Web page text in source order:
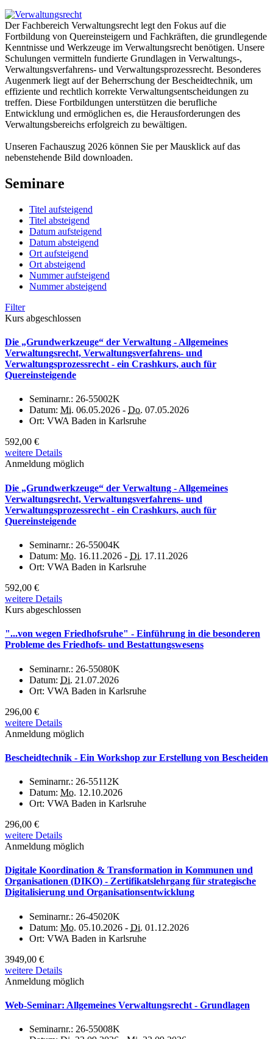
Der Fachbereich Verwaltungsrecht legt den Fokus auf die
Fortbildung von Quereinsteigern und Fachkräften, die grundlegende
Kenntnisse und Werkzeuge im Verwaltungsrecht benötigen. Unsere
Schulungen vermitteln fundierte Grundlagen in Verwaltungs-,
Verwaltungsverfahrens- und Verwaltungsprozessrecht. Besonderes
Augenmerk liegt auf der Beherrschung der Bescheidtechnik, um
effiziente und rechtlich korrekte Verwaltungsentscheidungen zu
treffen. Diese Fortbildungen unterstützen die berufliche
Entwicklung und ermöglichen es, die Herausforderungen des
Verwaltungsbereichs erfolgreich zu bewältigen.
Unseren Fachauszug 2026 können Sie per Mausklick auf das
nebenstehende Bild downloaden.
Seminare
Titel aufsteigend
Titel absteigend
Datum aufsteigend
Datum absteigend
Ort aufsteigend
Ort absteigend
Nummer aufsteigend
Nummer absteigend
Filter
Kurs abgeschlossen
Die „Grundwerkzeuge“ der Verwaltung - Allgemeines
Verwaltungsrecht, Verwaltungsverfahrens- und
Verwaltungsprozessrecht - ein Crashkurs, auch für
Quereinsteigende
Seminarnr.: 26-55002K
Datum: Mi. 06.05.2026 - Do. 07.05.2026
Ort: VWA Baden in Karlsruhe
592,00 €
weitere Details
Anmeldung möglich
Die „Grundwerkzeuge“ der Verwaltung - Allgemeines
Verwaltungsrecht, Verwaltungsverfahrens- und
Verwaltungsprozessrecht - ein Crashkurs, auch für
Quereinsteigende
Seminarnr.: 26-55004K
Datum: Mo. 16.11.2026 - Di. 17.11.2026
Ort: VWA Baden in Karlsruhe
592,00 €
weitere Details
Kurs abgeschlossen
"...von wegen Friedhofsruhe" - Einführung in die besonderen
Probleme des Friedhofs- und Bestattungswesens
Seminarnr.: 26-55080K
Datum: Di. 21.07.2026
Ort: VWA Baden in Karlsruhe
296,00 €
weitere Details
Anmeldung möglich
Bescheidtechnik - Ein Workshop zur Erstellung von Bescheiden
Seminarnr.: 26-55112K
Datum: Mo. 12.10.2026
Ort: VWA Baden in Karlsruhe
296,00 €
weitere Details
Anmeldung möglich
Digitale Koordination & Transformation in Kommunen und
Organisationen (DIKO) - Zertifikatslehrgang für strategische
Digitalisierung und Organisationsentwicklung
Seminarnr.: 26-45020K
Datum: Mo. 05.10.2026 - Di. 01.12.2026
Ort: VWA Baden in Karlsruhe
3949,00 €
weitere Details
Anmeldung möglich
Web-Seminar: Allgemeines Verwaltungsrecht - Grundlagen
Seminarnr.: 26-55008K